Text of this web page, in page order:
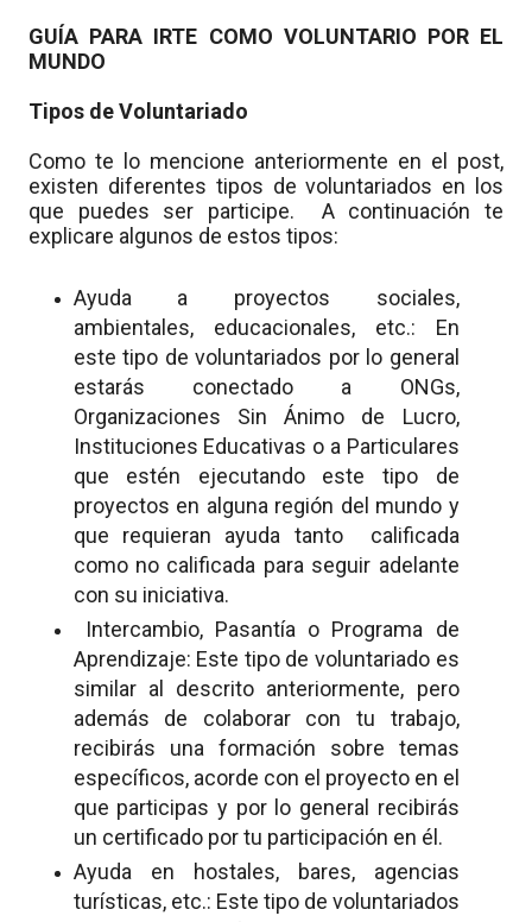
GUÍA PARA IRTE COMO VOLUNTARIO POR EL
MUNDO
Tipos de Voluntariado
Como te lo mencione anteriormente en el post,
existen diferentes tipos de voluntariados en los
que puedes ser participe. A continuación te
explicare algunos de estos tipos:
Ayuda a proyectos sociales,
ambientales, educacionales, etc.: En
este tipo de voluntariados por lo general
estarás conectado a ONGs,
Organizaciones Sin Ánimo de Lucro,
Instituciones Educativas o a Particulares
que estén ejecutando este tipo de
proyectos en alguna región del mundo y
que requieran ayuda tanto
calificada
como no calificada para seguir adelante
con su iniciativa.
Intercambio, Pasantía o Programa de
Aprendizaje: Este tipo de voluntariado es
similar al descrito anteriormente, pero
además de colaborar con tu trabajo,
recibirás una formación sobre temas
específicos, acorde con el proyecto en el
que participas y por lo general recibirás
un certificado por tu participación en él.
Ayuda en hostales, bares, agencias
turísticas, etc.: Este tipo de voluntariados